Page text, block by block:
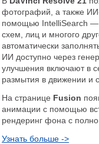
фотографий, а также
помощью IntelliSearch —
схем, лиц и многого
автоматически
ИИ доступно через
улучшения включают в
размытия в движении и
На странице Fusion
анимации с помощью
рендеринг фона с
Узнать больше ->